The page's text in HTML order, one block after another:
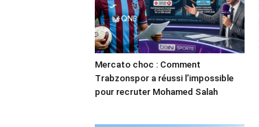
Mercato choc : Comment
Trabzonspor a réussi l’impossible
pour recruter Mohamed Salah